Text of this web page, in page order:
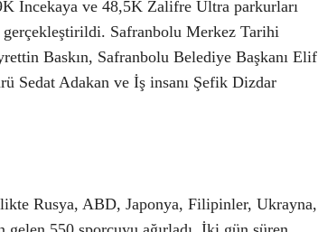
İncekaya ve 48,5K Zalifre Ultra parkurları
Safranbolu Merkez Tarihi
Baskın, Safranbolu Belediye Başkanı Elif
Sedat Adakan ve İş insanı Şefik Dizdar
Rusya, ABD, Japonya, Filipinler, Ukrayna,